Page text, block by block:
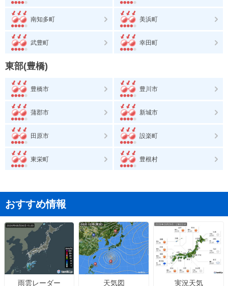
南知多町 美浜町
武豊町 幸田町
東部(豊橋)
豊橋市 豊川市
蒲郡市 新城市
田原市 設楽町
東栄町 豊根村
おすすめ情報
雨雲レーダー 天気図 実況天気